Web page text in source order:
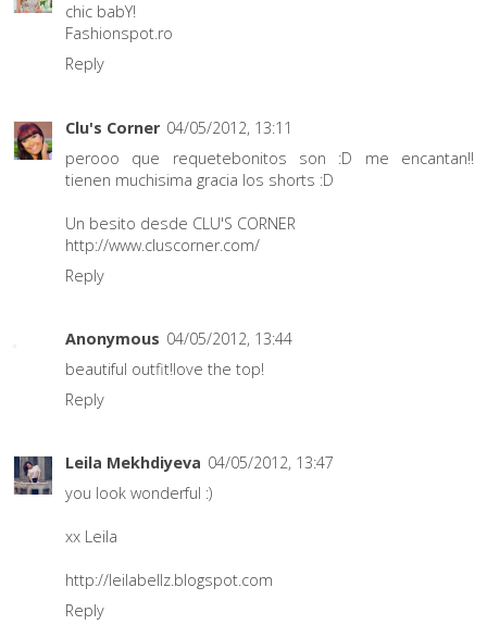
chic babY!
Fashionspot.ro
Reply
Clu's Corner 04/05/2012, 13:11
perooo que requetebonitos son :D me encantan!!
tienen muchisima gracia los shorts :D
Un besito desde CLU'S CORNER
http://www.cluscorner.com/
Reply
Anonymous 04/05/2012, 13:44
beautiful outfit!love the top!
Reply
Leila Mekhdiyeva 04/05/2012, 13:47
you look wonderful :)
xx Leila
http://leilabellz.blogspot.com
Reply